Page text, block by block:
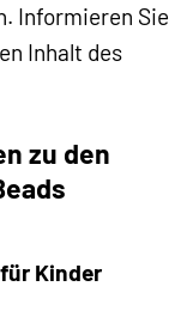
Informieren Sie
Inhalt des
zu den
Kinder